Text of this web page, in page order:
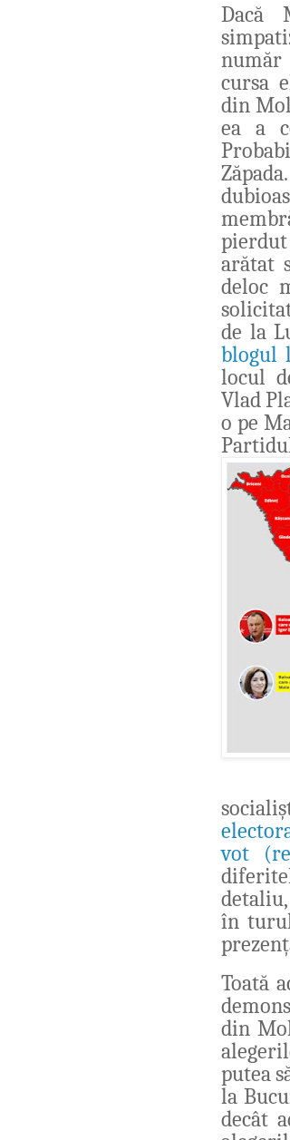
Dacă
număr
cursa
din
ea a
arătat
deloc
de la
blogul
locul
Vlad
o pe
vot
detaliu,
în
Toată
din
putea
la
decât